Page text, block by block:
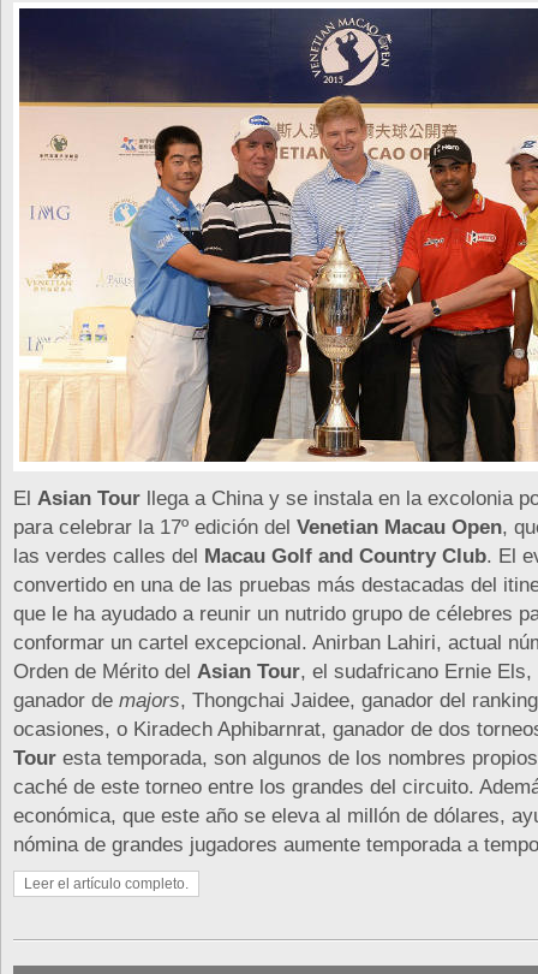
El Asian Tour llega a China y se instala en la excolonia
para celebrar la 17º edición del Venetian Macau Open,
las verdes calles del Macau Golf and Country Club. El
convertido en una de las pruebas más destacadas del
que le ha ayudado a reunir un nutrido grupo de célebres
conformar un cartel excepcional. Anirban Lahiri, actual
Orden de Mérito del Asian Tour, el sudafricano Ernie
ganador de majors, Thongchai Jaidee, ganador del
ocasiones, o Kiradech Aphibarnrat, ganador de dos
Tour esta temporada, son algunos de los nombres
caché de este torneo entre los grandes del circuito.
económica, que este año se eleva al millón de dólares,
nómina de grandes jugadores aumente temporada a
Leer el artículo completo.